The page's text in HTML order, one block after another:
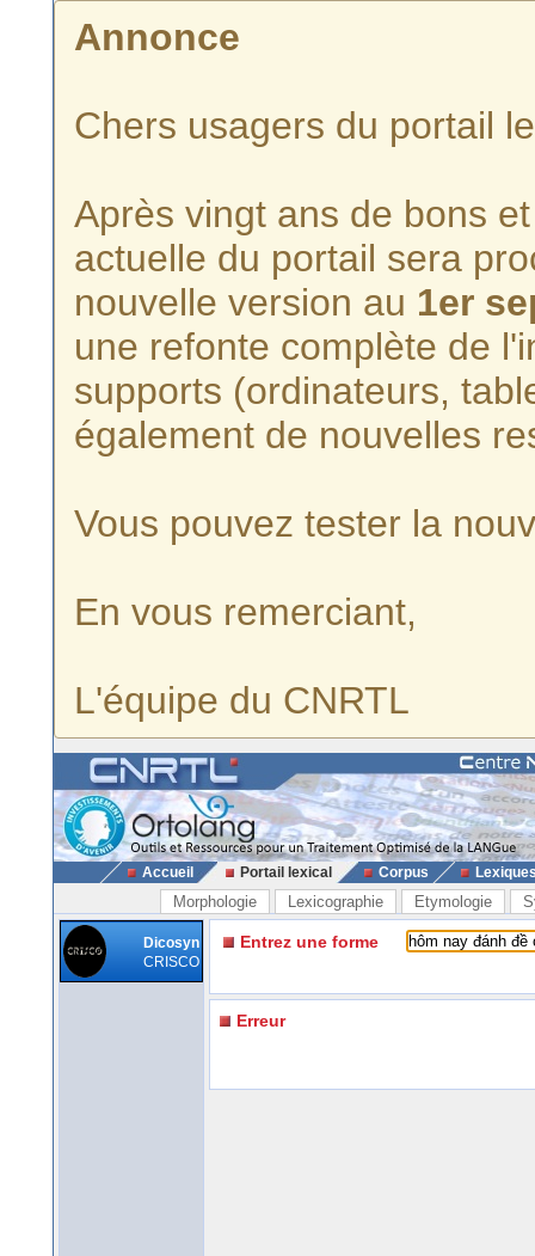
Annonce
Chers usagers du portail
Après vingt ans de bons
actuelle du portail sera
nouvelle version au 1er
une refonte complète de
supports (ordinateurs,
également de nouvelles
Vous pouvez tester la
En vous remerciant,
L'équipe du CNRTL
Accueil Portail lexical Corpus
Morphologie Lexicographie Etymologie
Dicosyn
CRISCO
Entrez une forme
Erreur